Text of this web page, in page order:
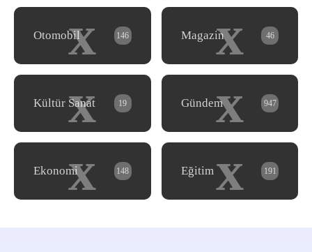
x
Otomobil 146 x
Magazin 46
x
Kültür Sanat 19 x
Gündem 947
x
Ekonomi 148 x
Eğitim 191